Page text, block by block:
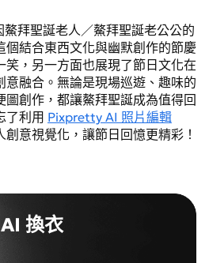
拜聖誕老人／鰲拜聖誕老公公的
個結合東西文化與幽默創作的節慶
笑，另一方面也展現了節日文化在
意融合。無論是現場巡遊、趣味的
圖創作，都讓鰲拜聖誕成為值得回
了利用 Pixpretty AI 照片編輯
創意視覺化，讓節日回憶更精彩！
AI 換衣